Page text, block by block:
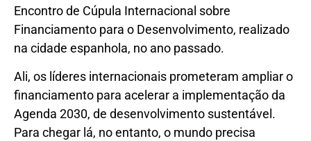
Encontro de Cúpula Internacional sobre
Financiamento para o Desenvolvimento, realizado
na cidade espanhola, no ano passado.
Ali, os líderes internacionais prometeram ampliar o
financiamento para acelerar a implementação da
Agenda 2030, de desenvolvimento sustentável.
Para chegar lá, no entanto, o mundo precisa